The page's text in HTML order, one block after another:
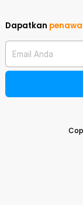
Dapatkan
Email Anda